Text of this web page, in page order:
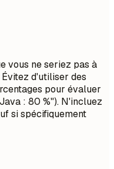
vous ne seriez pas à
Évitez d'utiliser des
pour évaluer
: 80 %"). N'incluez
si spécifiquement